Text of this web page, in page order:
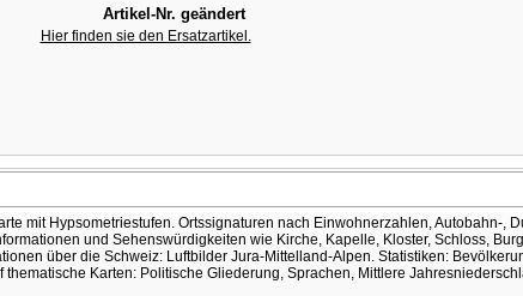
Artikel-Nr. geändert
Hier finden sie den Ersatzartikel.
mit Hypsometriestufen. Ortssignaturen nach Einwohnerzahlen, Autobahn-,
und Sehenswürdigkeiten wie Kirche, Kapelle, Kloster, Schloss,
über die Schweiz: Luftbilder Jura-Mittelland-Alpen. Statistiken:
Karten: Politische Gliederung, Sprachen, Mittlere